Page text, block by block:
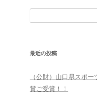
索:
最近の投稿
（公財）山口県スポ
賞ご受賞！！